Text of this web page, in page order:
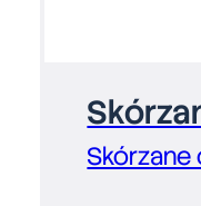
Skórzane